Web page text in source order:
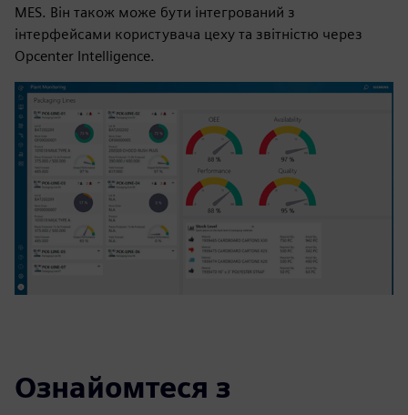
MES. Він також може бути інтегрований з
інтерфейсами користувача цеху та звітністю через
Opcenter Intelligence.
Ознайомтеся з